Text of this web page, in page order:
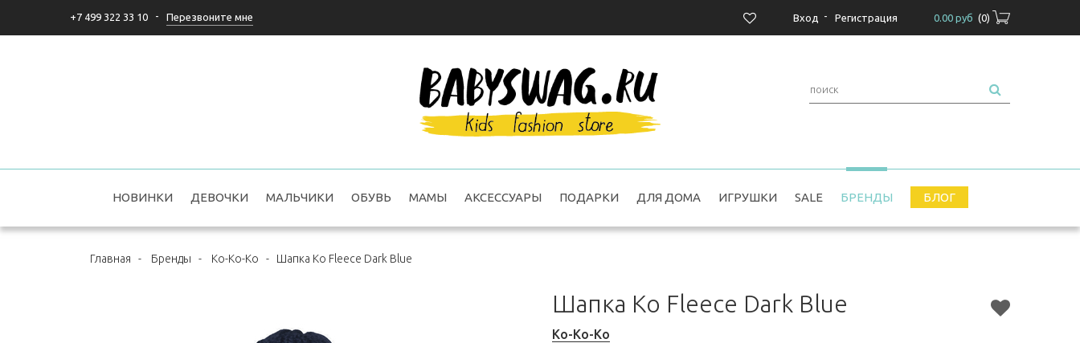
+7 499 322 33 10 - Перезвоните мне 0.00 руб (0)
Вход - Регистрация
НОВИНКИ ДЕВОЧКИ МАЛЬЧИКИ ОБУВЬ МАМЫ АКСЕССУАРЫ ПОДАРКИ ДЛЯ ДОМА ИГРУШКИ SALE БРЕНДЫ БЛОГ
Главная - Бренды - Ko-Ko-Ko - Шапка Ko Fleece Dark Blue
Шапка Ko Fleece Dark Blue
Ko-Ko-Ko